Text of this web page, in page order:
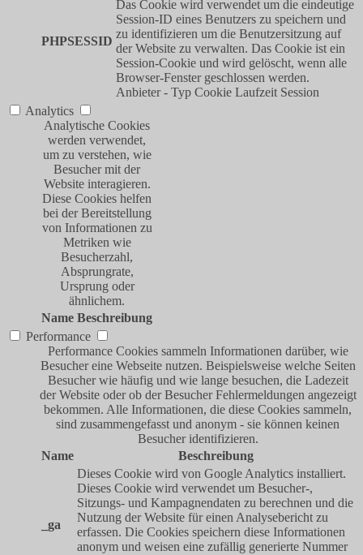
PHPSESSID
Das Cookie wird verwendet um die eindeutige
Session-ID eines Benutzers zu speichern und
zu identifizieren um die Benutzersitzung auf
der Website zu verwalten. Das Cookie ist ein
Session-Cookie und wird gelöscht, wenn alle
Browser-Fenster geschlossen werden.
Anbieter - Typ Cookie Laufzeit Session
Analytics
Analytische Cookies
werden verwendet,
um zu verstehen, wie
Besucher mit der
Website interagieren.
Diese Cookies helfen
bei der Bereitstellung
von Informationen zu
Metriken wie
Besucherzahl,
Absprungrate,
Ursprung oder
ähnlichem.
Name Beschreibung
Performance
Performance Cookies sammeln Informationen darüber, wie
Besucher eine Webseite nutzen. Beispielsweise welche Seiten
Besucher wie häufig und wie lange besuchen, die Ladezeit
der Website oder ob der Besucher Fehlermeldungen angezeigt
bekommen. Alle Informationen, die diese Cookies sammeln,
sind zusammengefasst und anonym - sie können keinen
Besucher identifizieren.
Name
Beschreibung
_ga
Dieses Cookie wird von Google Analytics installiert.
Dieses Cookie wird verwendet um Besucher-,
Sitzungs- und Kampagnendaten zu berechnen und die
Nutzung der Website für einen Analysebericht zu
erfassen. Die Cookies speichern diese Informationen
anonym und weisen eine zufällig generierte Nummer